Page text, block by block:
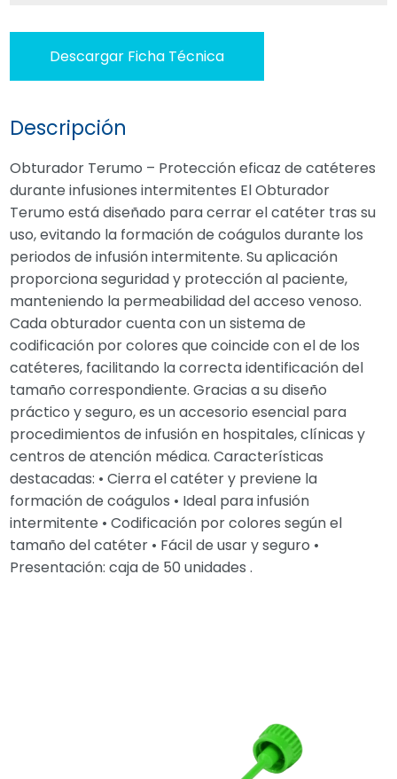
Descargar Ficha Técnica
Descripción
Obturador Terumo – Protección eficaz de catéteres
durante infusiones intermitentes El Obturador
Terumo está diseñado para cerrar el catéter tras su
uso, evitando la formación de coágulos durante los
periodos de infusión intermitente. Su aplicación
proporciona seguridad y protección al paciente,
manteniendo la permeabilidad del acceso venoso.
Cada obturador cuenta con un sistema de
codificación por colores que coincide con el de los
catéteres, facilitando la correcta identificación del
tamaño correspondiente. Gracias a su diseño
práctico y seguro, es un accesorio esencial para
procedimientos de infusión en hospitales, clínicas y
centros de atención médica. Características
destacadas: • Cierra el catéter y previene la
formación de coágulos • Ideal para infusión
intermitente • Codificación por colores según el
tamaño del catéter • Fácil de usar y seguro •
Presentación: caja de 50 unidades .